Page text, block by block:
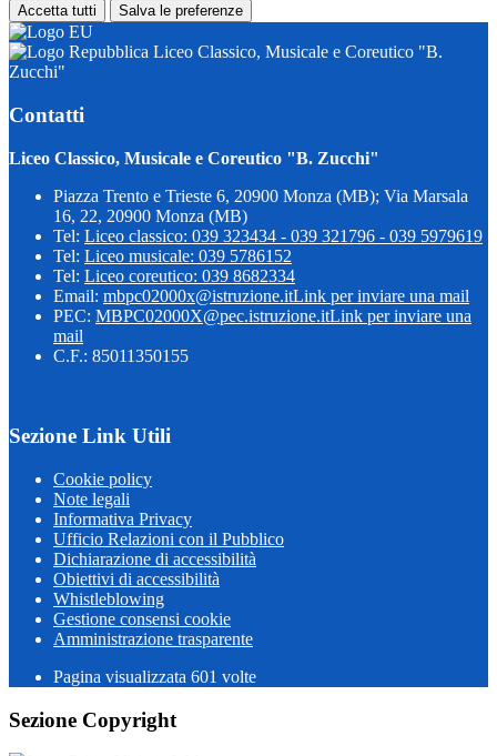
Accetta tutti Salva le preferenze
Liceo Classico, Musicale e Coreutico "B.
Zucchi"
Contatti
Liceo Classico, Musicale e Coreutico "B. Zucchi"
Piazza Trento e Trieste 6, 20900 Monza (MB); Via Marsala
16, 22, 20900 Monza (MB)
Tel: Liceo classico: 039 323434 - 039 321796 - 039 5979619
Tel: Liceo musicale: 039 5786152
Tel: Liceo coreutico: 039 8682334
Email: mbpc02000x@istruzione.itLink per inviare una mail
PEC: MBPC02000X@pec.istruzione.itLink per inviare una
mail
C.F.: 85011350155
Sezione Link Utili
Cookie policy
Note legali
Informativa Privacy
Ufficio Relazioni con il Pubblico
Dichiarazione di accessibilità
Obiettivi di accessibilità
Whistleblowing
Gestione consensi cookie
Amministrazione trasparente
Pagina visualizzata 601 volte
Sezione Copyright